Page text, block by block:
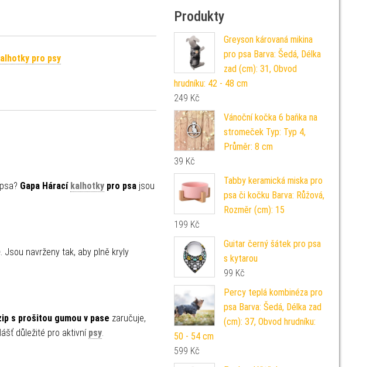
pro psy
Gapa Hárací kalhotky pro psa jsou
Jsou navrženy tak, aby plně kryly
s prošitou gumou v pase zaručuje,
důležité pro aktivní psy
Produkty
Greyson károvaná mikina
pro psa Barva: Šedá, Délka
zad (cm): 31, Obvod
hrudníku: 42 - 48 cm
249 Kč
Vánoční kočka 6 baňka na
stromeček Typ: Typ 4,
Průměr: 8 cm
39 Kč
Tabby keramická miska pro
psa či kočku Barva: Růžová,
Rozměr (cm): 15
199 Kč
Guitar černý šátek pro psa
s kytarou
99 Kč
Percy teplá kombinéza pro
psa Barva: Šedá, Délka zad
(cm): 37, Obvod hrudníku:
50 - 54 cm
599 Kč